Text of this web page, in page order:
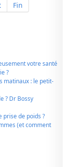
Fin
votre santé
?
matinaux : le petit-
? Dr Bossy
prise de poids ?
(et comment